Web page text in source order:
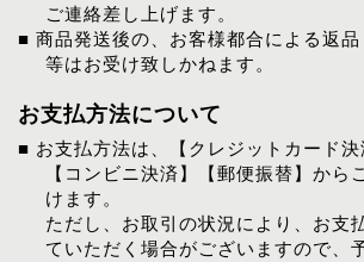
ご連絡差し上げます。
■ 商品発送後の、お客様都合による返
等はお受け致しかねます。
お支払方法について
■ お支払方法は、【クレジットカード決
【コンビニ決済】【郵便振替】から
けます。
ただし、お取引の状況により、お支
ていただく場合がございますので、